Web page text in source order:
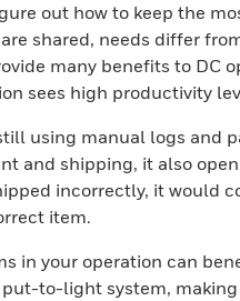
out how to keep the
shared, needs differ
many benefits to DC
sees high productivity
using manual logs and
and shipping, it also
incorrectly, it would
item.
in your operation can
to-light system,